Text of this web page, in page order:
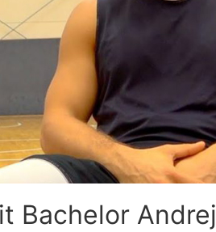
Bachelor Andrej